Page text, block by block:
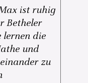
ist ruhig
Betheler
lernen die
und
zu